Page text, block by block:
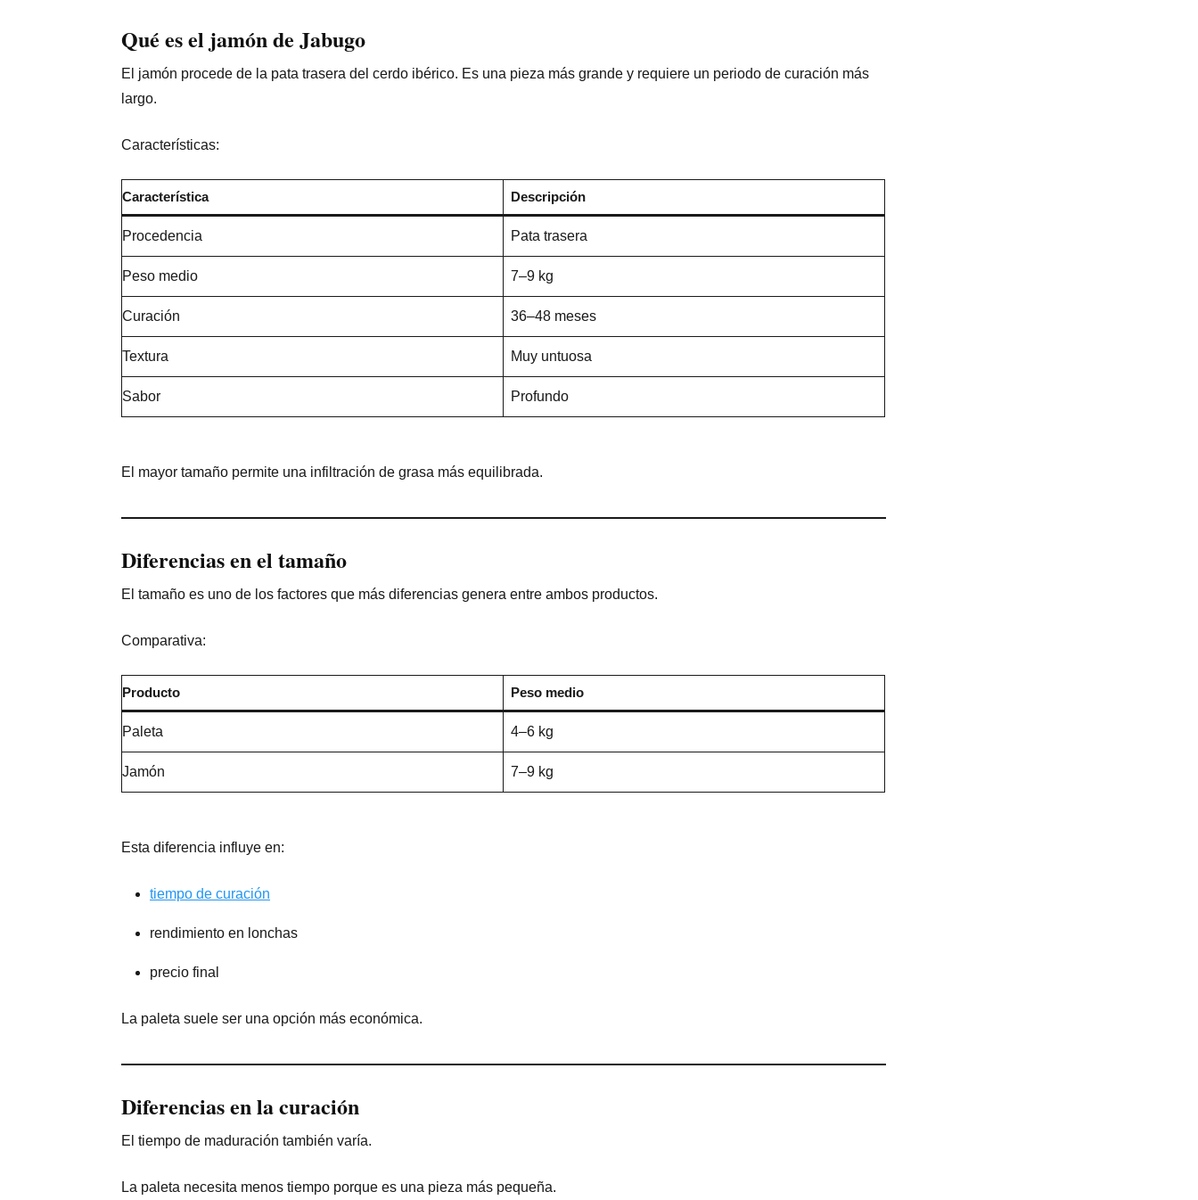
Qué es el jamón de Jabugo
El jamón procede de la pata trasera del cerdo ibérico. Es una pieza más grande y requiere un periodo de curación más
largo.
Características:
Característica Descripción
Procedencia Pata trasera
Peso medio 7–9 kg
Curación 36–48 meses
Textura Muy untuosa
Sabor Profundo
El mayor tamaño permite una infiltración de grasa más equilibrada.
Diferencias en el tamaño
El tamaño es uno de los factores que más diferencias genera entre ambos productos.
Comparativa:
Producto Peso medio
Paleta 4–6 kg
Jamón 7–9 kg
Esta diferencia influye en:
tiempo de curación
rendimiento en lonchas
precio final
La paleta suele ser una opción más económica.
Diferencias en la curación
El tiempo de maduración también varía.
La paleta necesita menos tiempo porque es una pieza más pequeña.